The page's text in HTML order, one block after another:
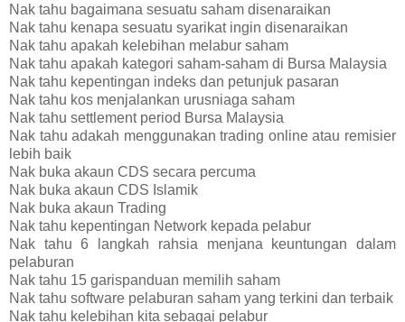
Nak tahu bagaimana sesuatu saham disenaraikan
Nak tahu kenapa sesuatu syarikat ingin disenaraikan
Nak tahu apakah kelebihan melabur saham
Nak tahu apakah kategori saham-saham di Bursa Malaysia
Nak tahu kepentingan indeks dan petunjuk pasaran
Nak tahu kos menjalankan urusniaga saham
Nak tahu settlement period Bursa Malaysia
Nak tahu adakah menggunakan trading online atau remisier
lebih baik
Nak buka akaun CDS secara percuma
Nak buka akaun CDS Islamik
Nak buka akaun Trading
Nak tahu kepentingan Network kepada pelabur
Nak tahu 6 langkah rahsia menjana keuntungan dalam
pelaburan
Nak tahu 15 garispanduan memilih saham
Nak tahu software pelaburan saham yang terkini dan terbaik
Nak tahu kelebihan kita sebagai pelabur